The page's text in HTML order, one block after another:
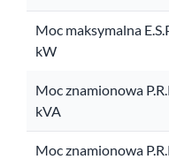
Moc maksymalna
kW
Moc znamionowa
kVA
Moc znamionowa